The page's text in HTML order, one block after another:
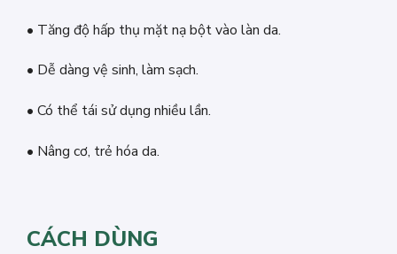
• Tăng độ hấp thụ mặt nạ bột vào làn da.
• Dễ dàng vệ sinh, làm sạch.
• Có thể tái sử dụng nhiều lần.
• Nâng cơ, trẻ hóa da.
CÁCH DÙNG